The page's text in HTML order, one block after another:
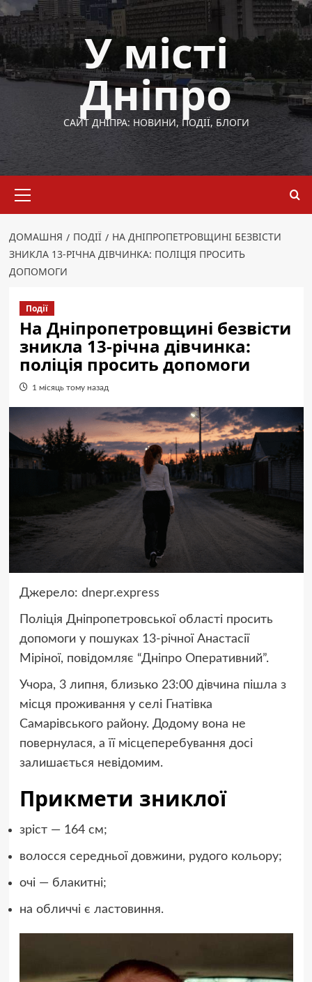
Перейти
до
вмісту
У місті
Дніпро
САЙТ ДНІПРА: НОВИНИ, ПОДІЇ, БЛОГИ
меню
ДОМАШНЯ ПОДІЇ
НА ДНІПРОПЕТРОВЩИНІ БЕЗВІСТИ
ЗНИКЛА 13-РІЧНА ДІВЧИНКА: ПОЛІЦІЯ ПРОСИТЬ
ДОПОМОГИ
Події
На Дніпропетровщині безвісти
зникла 13-річна дівчинка:
поліція просить допомоги
1 місяць тому назад
Джерело: dnepr.express
Поліція Дніпропетровської області просить
допомоги у пошуках 13-річної Анастасії
Міріної, повідомляє “Дніпро Оперативний”.
Учора, 3 липня, близько 23:00 дівчина пішла з
місця проживання у селі Гнатівка
Самарівського району. Додому вона не
повернулася, а її місцеперебування досі
залишається невідомим.
Прикмети зниклої
зріст — 164 см;
волосся середньої довжини, рудого кольору;
очі — блакитні;
на обличчі є ластовиння.